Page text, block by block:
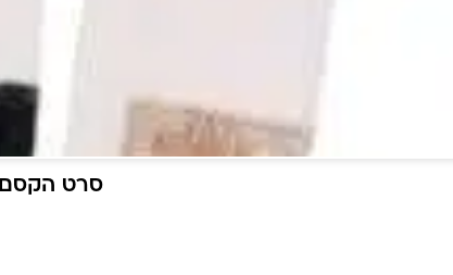
סרט הקסם T לייס מונע החלקה איכותי